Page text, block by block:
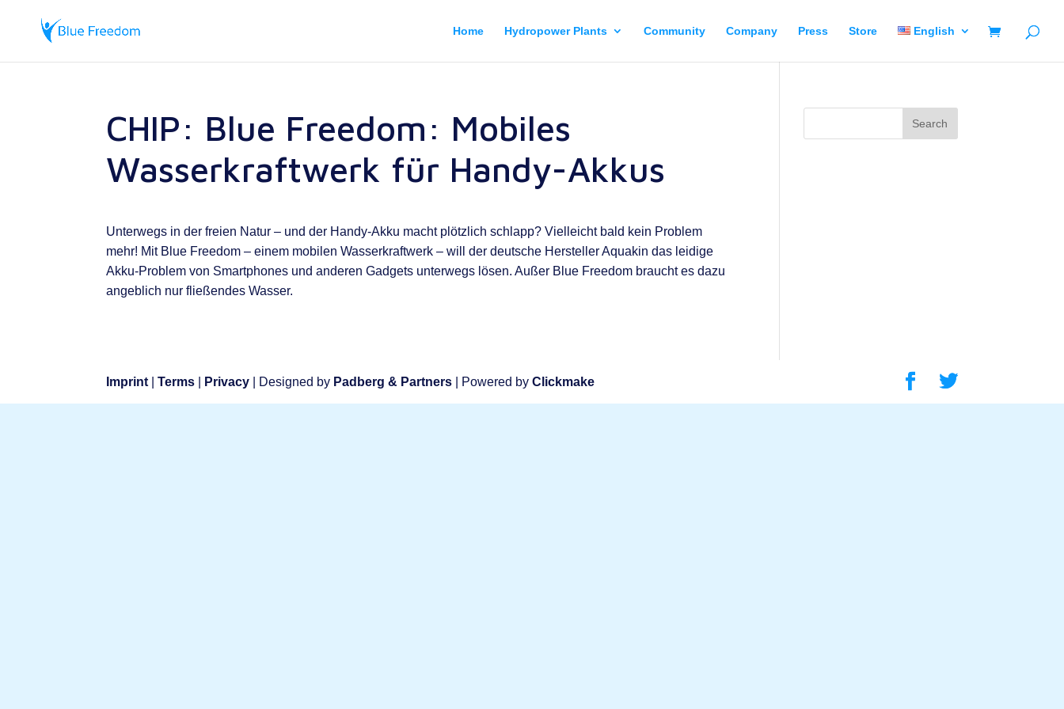
Home Hydropower Plants Community Company Press Store English
CHIP: Blue Freedom: Mobiles
Wasserkraftwerk für Handy-Akkus
Unterwegs in der freien Natur – und der Handy-Akku macht plötzlich schlapp? Vielleicht bald kein Problem
mehr! Mit Blue Freedom – einem mobilen Wasserkraftwerk – will der deutsche Hersteller Aquakin das leidige
Akku-Problem von Smartphones und anderen Gadgets unterwegs lösen. Außer Blue Freedom braucht es dazu
angeblich nur fließendes Wasser.
Imprint |Terms Privacy | Designed by Padberg & Partners | Powered byClickmake